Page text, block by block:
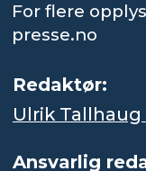
For flere
presse.no
Redaktør:
Ulrik Tallhaug
Ansvarlig